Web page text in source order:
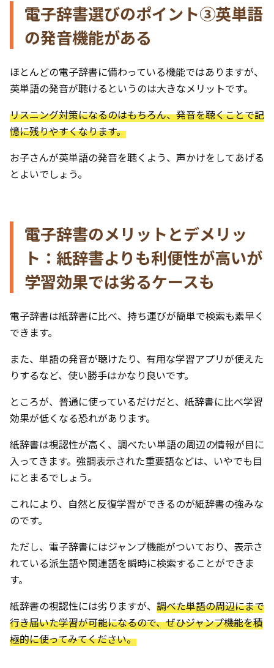
電子辞書選びのポイント③英単語
の発音機能がある
ほとんどの電子辞書に備わっている機能ではありますが、
英単語の発音が聴けるというのは大きなメリットです。
リスニング対策になるのはもちろん、発音を聴くことで記
憶に残りやすくなります。
お子さんが英単語の発音を聴くよう、声かけをしてあげる
とよいでしょう。
電子辞書のメリットとデメリッ
ト：紙辞書よりも利便性が高いが
学習効果では劣るケースも
電子辞書は紙辞書に比べ、持ち運びが簡単で検索も素早く
できます。
また、単語の発音が聴けたり、有用な学習アプリが使えた
りするなど、使い勝手はかなり良いです。
ところが、普通に使っているだけだと、紙辞書に比べ学習
効果が低くなる恐れがあります。
紙辞書は視認性が高く、調べたい単語の周辺の情報が目に
入ってきます。強調表示された重要語などは、いやでも目
にとまるでしょう。
これにより、自然と反復学習ができるのが紙辞書の強みな
のです。
ただし、電子辞書にはジャンプ機能がついており、表示さ
れている派生語や関連語を瞬時に検索することができま
す。
紙辞書の視認性には劣りますが、 調べた単語の周辺にまで
行き届いた学習が可能になるので、ぜひジャンプ機能を積
極的に使ってみてください。